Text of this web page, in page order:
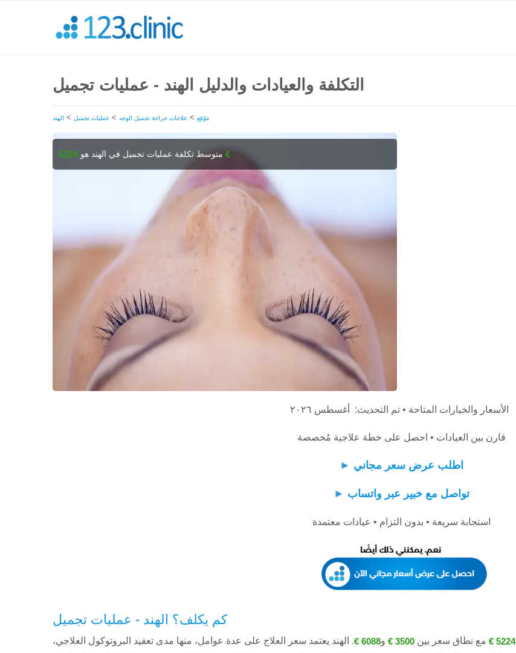
التكلفة والعيادات والدليل الهند - عمليات تجميل
مَوْقِع > علاجات جراحة تجميل الوجه > عمليات تجميل > الهند
متوسط تكلفة عمليات تجميل في الهند هو 5224 €
قارن بين العيادات • احصل على خطة علاجية مُخصصة
► اطلب عرض سعر مجاني
► تواصل مع خبير عبر واتساب
استجابة سريعة • بدون التزام • عيادات معتمدة
كم يكلف؟ الهند - عمليات تجميل
5224 € مع نطاق سعر بين 3500 € و6088 €
. الهند يعتمد سعر العلاج على عدة عوامل، منها مدى تعقيد البروتوكول العلاجي،